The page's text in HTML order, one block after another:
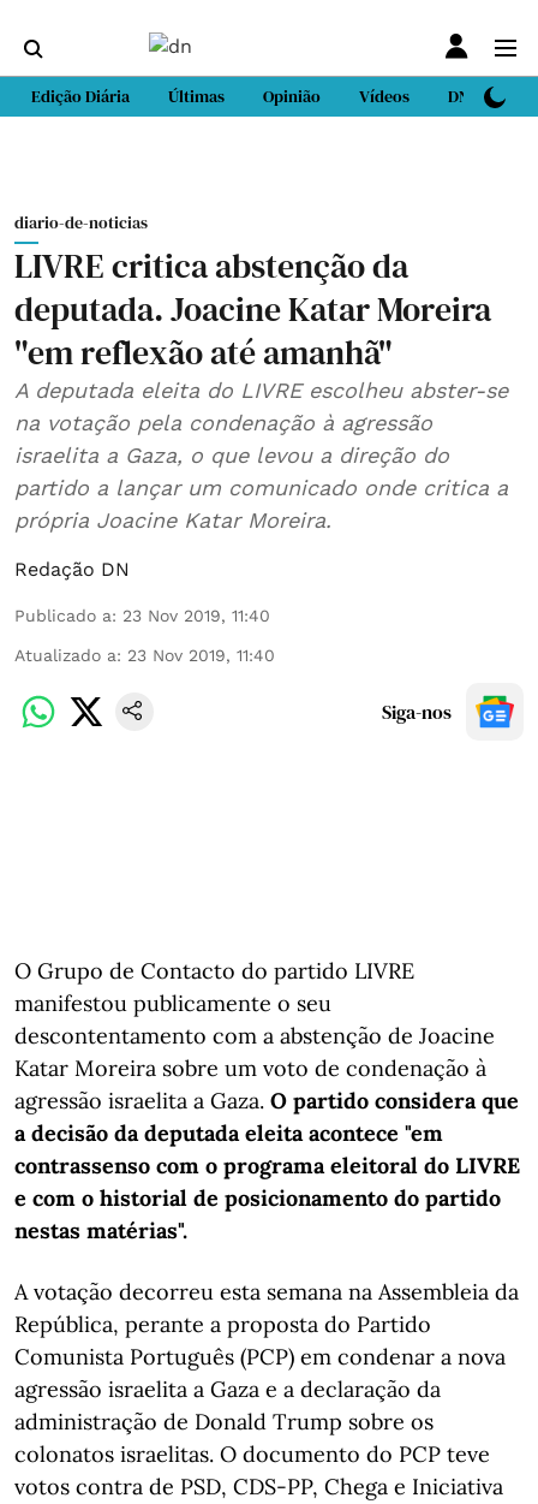
Edição Diária Últimas Opinião Vídeos DN Sport
diario-de-noticias
LIVRE critica abstenção da
deputada. Joacine Katar Moreira
"em reflexão até amanhã"
A deputada eleita do LIVRE escolheu abster-se
na votação pela condenação à agressão
israelita a Gaza, o que levou a direção do
partido a lançar um comunicado onde critica a
própria Joacine Katar Moreira.
Redação DN
Publicado a: 23 Nov 2019, 11:40
Atualizado a: 23 Nov 2019, 11:40
Siga-nos
O Grupo de Contacto do partido LIVRE
manifestou publicamente o seu
descontentamento com a abstenção de Joacine
Katar Moreira sobre um voto de condenação à
agressão israelita a Gaza. O partido considera que
a decisão da deputada eleita acontece "em
contrassenso com o programa eleitoral do LIVRE
e com o historial de posicionamento do partido
nestas matérias".
A votação decorreu esta semana na Assembleia da
República, perante a proposta do Partido
Comunista Português (PCP) em condenar a nova
agressão israelita a Gaza e a declaração da
administração de Donald Trump sobre os
colonatos israelitas. O documento do PCP teve
votos contra de PSD, CDS-PP, Chega e Iniciativa